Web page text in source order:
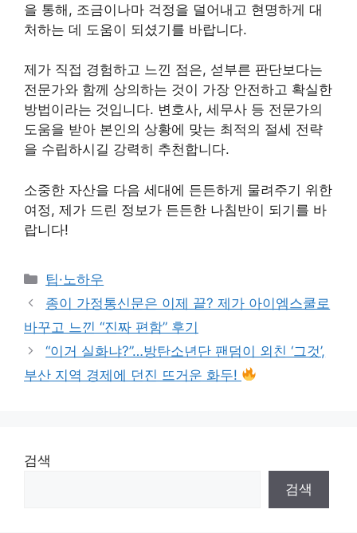
을 통해, 조금이나마 걱정을 덜어내고 현명하게 대
처하는 데 도움이 되셨기를 바랍니다.
제가 직접 경험하고 느낀 점은, 섣부른 판단보다는
전문가와 함께 상의하는 것이 가장 안전하고 확실한
방법이라는 것입니다. 변호사, 세무사 등 전문가의
도움을 받아 본인의 상황에 맞는 최적의 절세 전략
을 수립하시길 강력히 추천합니다.
소중한 자산을 다음 세대에 든든하게 물려주기 위한
여정, 제가 드린 정보가 든든한 나침반이 되기를 바
랍니다!
Categories
팁·노하우
종이 가정통신문은 이제 끝? 제가 아이엠스쿨로
바꾸고 느낀 “진짜 편함” 후기
“이거 실화냐?”…방탄소년단 팬덤이 외친 ‘그것’,
부산 지역 경제에 던진 뜨거운 화두!
검색
검색